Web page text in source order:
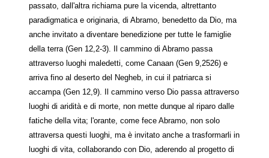
passato, dall'altra richiama pure la vicenda, altrettanto
paradigmatica e originaria, di Abramo, benedetto da Dio, ma
anche invitato a diventare benedizione per tutte le famiglie
della terra (Gen 12,2-3). Il cammino di Abramo passa
attraverso luoghi maledetti, come Canaan (Gen 9,2526) e
arriva fino al deserto del Negheb, in cui il patriarca si
accampa (Gen 12,9). Il cammino verso Dio passa attraverso
luoghi di aridità e di morte, non mette dunque al riparo dalle
fatiche della vita; l'orante, come fece Abramo, non solo
attraversa questi luoghi, ma è invitato anche a trasformarli in
luoghi di vita, collaborando con Dio, aderendo al progetto di